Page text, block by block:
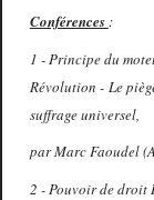
Conférences:
1 - Principe du
Révolution - Le
suffrage universel,
par Marc Faoudel
2 - Pouvoir de droit